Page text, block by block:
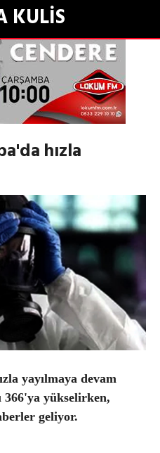
KULİS
hızla
yayılmaya devam
366'ya yükselirken,
geliyor.